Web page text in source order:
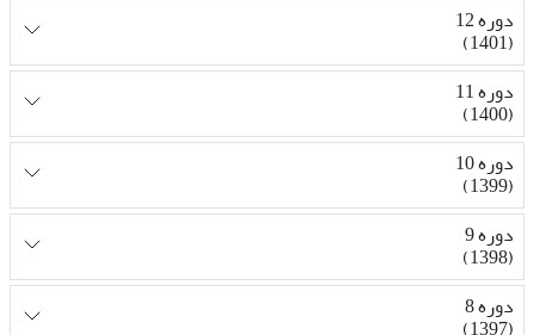
دوره 12
(1401)
دوره 11
(1400)
دوره 10
(1399)
دوره 9
(1398)
دوره 8